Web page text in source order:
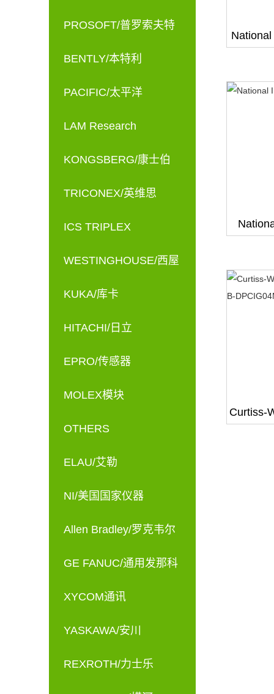
PROSOFT/普罗索夫特
BENTLY/本特利
PACIFIC/太平洋
LAM Research
KONGSBERG/康士伯
TRICONEX/英维思
ICS TRIPLEX
WESTINGHOUSE/西屋
KUKA/库卡
HITACHI/日立
EPRO/传感器
MOLEX模块
OTHERS
ELAU/艾勒
NI/美国国家仪器
Allen Bradley/罗克韦尔
GE FANUC/通用发那科
XYCOM通讯
YASKAWA/安川
REXROTH/力士乐
Curtiss-